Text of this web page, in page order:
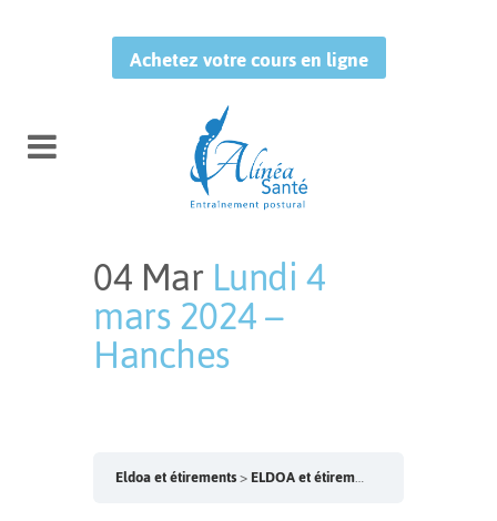
Achetez votre cours en ligne
04 MarLundi 4
mars 2024 –
Hanches
Eldoa et étirements ELDOA et étirements doux – Lundi 10h30